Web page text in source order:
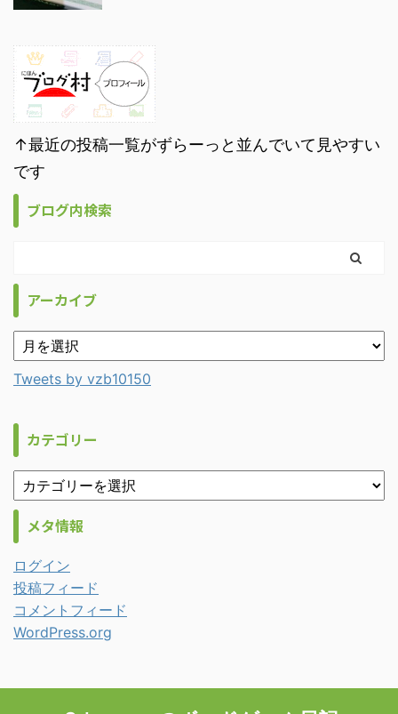
↑最近の投稿一覧がずらーっと並んでいて見やすい
です
ブログ内検索
アーカイブ
Tweets by vzb10150
カテゴリー
メタ情報
ログイン
投稿フィード
コメントフィード
WordPress.org